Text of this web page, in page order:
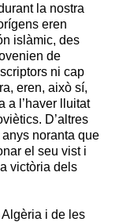
la nostra
eren
islàmic, des
de
ni cap
eren, això sí,
a l’haver lluitat
D’altres
noranta que
el seu vist i
victòria dels
Algèria i de les